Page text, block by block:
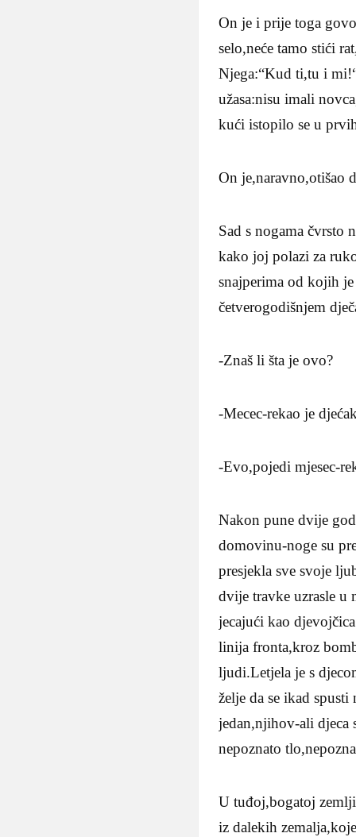
On je i prije toga
selo,neće tamo stići
Njega:“Kud ti,tu i
užasa:nisu imali
kući istopilo se u
On je,naravno,otišao
Sad s nogama čvrsto
kako joj polazi za
snajperima od kojih
četverogodišnjem
-Znaš li šta je ovo?
-Mecec-rekao je
-Evo,pojedi mjesec-
Nakon pune dvije
domovinu-noge su
presjekla sve svoje
dvije travke uzrasle
jecajući kao
linija fronta,kroz
ljudi.Letjela je s
želje da se ikad
jedan,njihov-ali djeca
nepoznato
U tuđoj,bogatoj
iz dalekih